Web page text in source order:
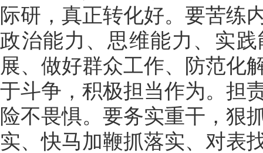
际研，真正转化好。要苦练
政治能力、思维能力、实
展、做好群众工作、防范化
于斗争，积极担当作为。担
险不畏惧。要务实重干，狠
实、快马加鞭抓落实、对表